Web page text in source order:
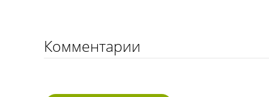
Комментарии